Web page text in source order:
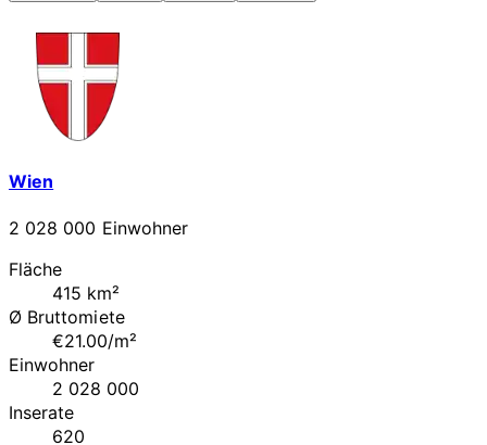
Wien
2 028 000 Einwohner
Fläche
415 km²
Ø Bruttomiete
€21.00/m²
Einwohner
2 028 000
Inserate
620